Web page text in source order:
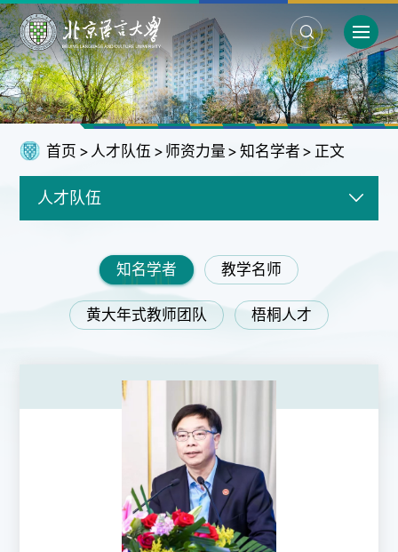
首页 > 人才队伍 > 师资力量 > 知名学者 > 正文
人才队伍
知名学者 教学名师
黄大年式教师团队 梧桐人才